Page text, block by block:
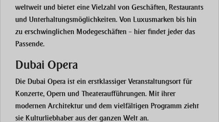
weltweit und bietet eine Vielzahl von Geschäften, Restaurants
und Unterhaltungsmöglichkeiten. Von Luxusmarken bis hin
zu erschwinglichen Modegeschäften – hier findet jeder das
Passende.
Dubai Opera
Die Dubai Opera ist ein erstklassiger Veranstaltungsort für
Konzerte, Opern und Theateraufführungen. Mit ihrer
modernen Architektur und dem vielfältigen Programm zieht
sie Kulturliebhaber aus der ganzen Welt an.